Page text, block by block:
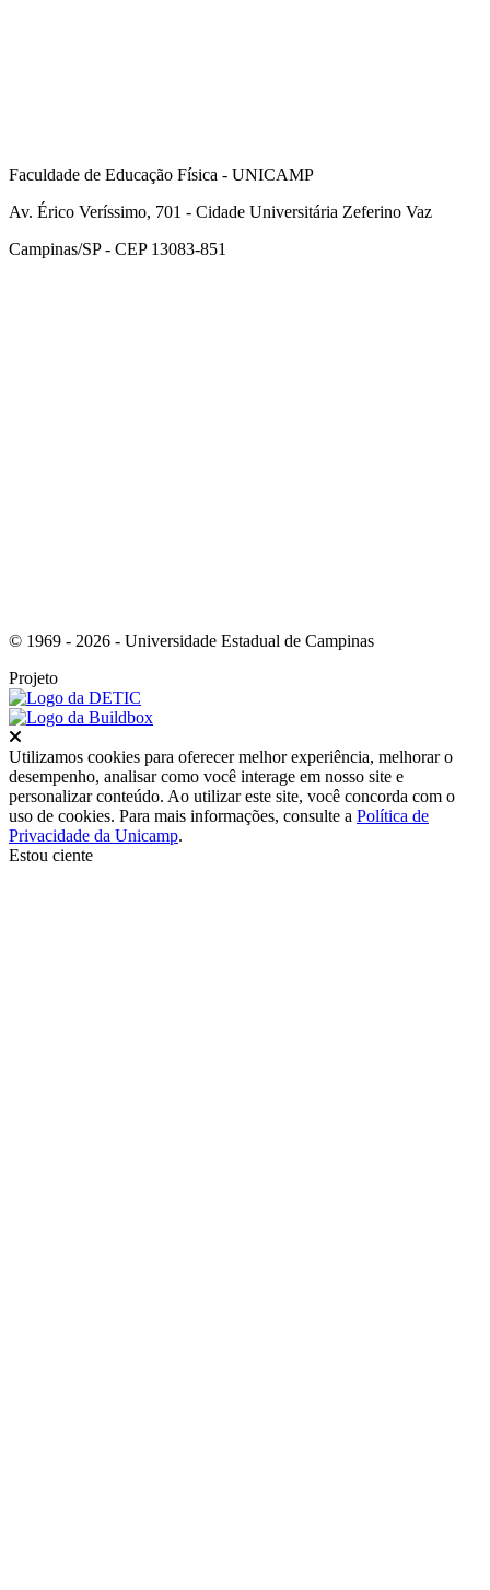
Faculdade de Educação Física - UNICAMP
Av. Érico Veríssimo, 701 - Cidade Universitária Zeferino Vaz
Campinas/SP - CEP 13083-851
© 1969 - 2026 - Universidade Estadual de Campinas
Projeto
Utilizamos cookies para oferecer melhor experiência, melhorar o
desempenho, analisar como você interage em nosso site e
personalizar conteúdo. Ao utilizar este site, você concorda com o
uso de cookies. Para mais informações, consulte a Política de
Privacidade da Unicamp.
Estou ciente